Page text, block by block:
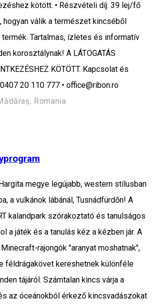
kötött. • Részvételi díj: 39 lej/fő
hogyan válik a természet kincséből
Tartalmas, ízletes és informatív
korosztálynak! A LÁTOGATÁS
KÖTÖTT. Kapcsolat és
20 110 777 • office@ribon.ro
Romania
megye legújabb, western stílusban
a vulkánok lábánál, Tusnádfürdőn! A
kalandpark szórakoztató és tanulságos
a játék és a tanulás kéz a kézben jár. A
rajongók "aranyat moshatnak",
féldrágakövet kereshetnek különféle
tájáról. Számtalan kincs várja a
az óceánokból érkező kincsvadászokat